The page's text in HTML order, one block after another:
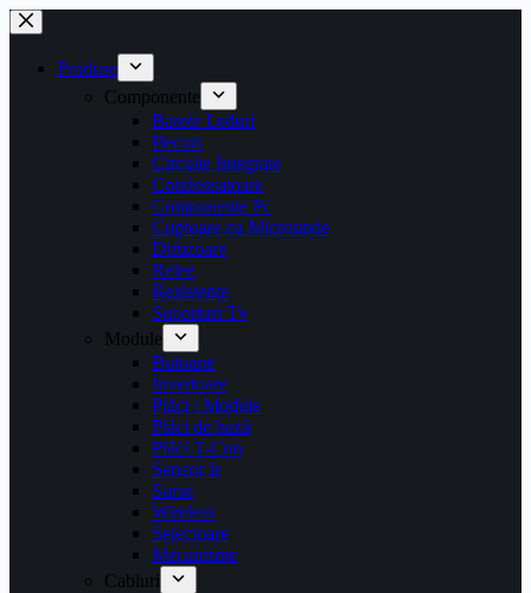
Sari
la
conținutProduse
Componente
Barete Leduri
Becuri
Circuite Integrate
Condensatoare
Componente Pc
Cuptoare cu Microunde
Difuzoare
Relee
Rezistențe
Suporturi Tv
Module
Butoane
Invertoare
Plăci / Module
Plăci de bază
Plăci T-Con
Senzor Ir
Surse
Wireless
Selectoare
Mecanisme
Cabluri